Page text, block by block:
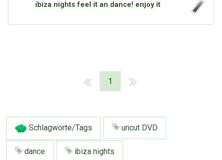
ibiza nights feel it an dance! enjoy it
1
Schlagworte/Tags uncut DVD
dance ibiza nights